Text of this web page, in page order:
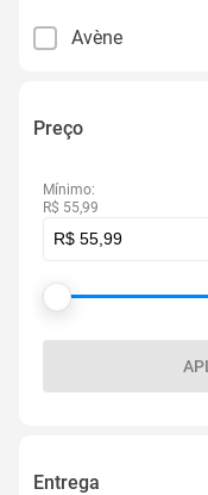
Avène
Preço
Mínimo:
R$ 55,99
Entrega